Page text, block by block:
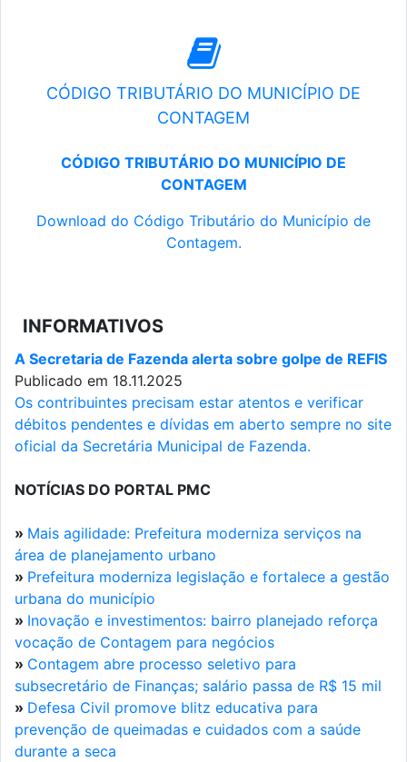
CÓDIGO TRIBUTÁRIO DO MUNICÍPIO DE
CONTAGEM
CÓDIGO TRIBUTÁRIO DO MUNICÍPIO DE
CONTAGEM
Download do Código Tributário do Município de
Contagem.
INFORMATIVOS
A Secretaria de Fazenda alerta sobre golpe de REFIS
Publicado em 18.11.2025
Os contribuintes precisam estar atentos e verificar
débitos pendentes e dívidas em aberto sempre no site
oficial da Secretária Municipal de Fazenda.
NOTÍCIAS DO PORTAL PMC
» Mais agilidade: Prefeitura moderniza serviços na
área de planejamento urbano
» Prefeitura moderniza legislação e fortalece a gestão
urbana do município
» Inovação e investimentos: bairro planejado reforça
vocação de Contagem para negócios
» Contagem abre processo seletivo para
subsecretário de Finanças; salário passa de R$ 15 mil
» Defesa Civil promove blitz educativa para
prevenção de queimadas e cuidados com a saúde
durante a seca